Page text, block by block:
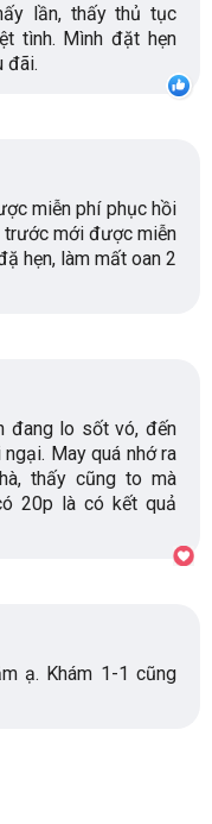
lần, thấy thủ tục
tình. Mình đặt hẹn
đãi.
miễn phí phục hồi
trước mới được miễn
hẹn, làm mất oan 2
đang lo sốt vó, đến
May quá nhớ ra
thấy cũng to mà
20p là có kết quả
ạ. Khám 1-1 cũng